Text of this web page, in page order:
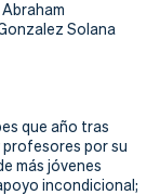
Solana
que año tras
profesores por su
más jóvenes
incondicional;